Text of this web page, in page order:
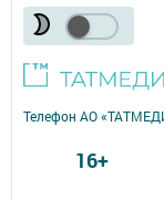
Телефон АО
16+